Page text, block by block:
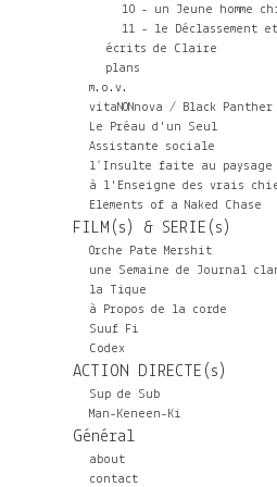
10 - un Jeune homme
11 - le Déclassement
écrits de Claire
plans
m.o.v.
vitaNONnova / Black
Le Préau d'un Seul
Assistante sociale
l’Insulte faite au paysage
à l'Enseigne des vrais
Elements of a Naked Chase
FILM(s) & SERIE(s)
Orche Pate Mershit
une Semaine de Journal
la Tique
à Propos de la corde
Suuf Fi
Codex
ACTION DIRECTE(s)
Sup de Sub
Man-Keneen-Ki
Général
about
contact